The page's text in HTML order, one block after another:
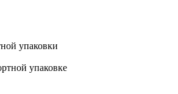
упаковки
упаковке